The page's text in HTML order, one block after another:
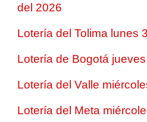
del 2026
Lotería del Tolima lunes
Lotería de Bogotá
Lotería del Valle
Lotería del Meta